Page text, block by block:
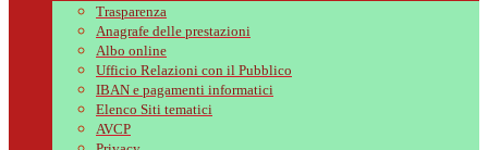
Trasparenza
Anagrafe delle prestazioni
Albo online
Ufficio Relazioni con il Pubblico
IBAN e pagamenti informatici
Elenco Siti tematici
AVCP